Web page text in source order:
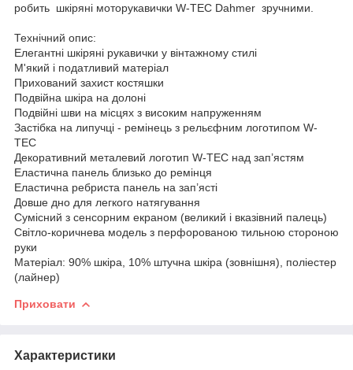
робить шкіряні моторукавички W-TEC Dahmer зручними.
Технічний опис:
Елегантні шкіряні рукавички у вінтажному стилі
М'який і податливий матеріал
Прихований захист костяшки
Подвійна шкіра на долоні
Подвійні шви на місцях з високим напруженням
Застібка на липучці - ремінець з рельєфним логотипом W-
TEC
Декоративний металевий логотип W-TEC над зап’ястям
Еластична панель близько до ремінця
Еластична ребриста панель на зап’ясті
Довше дно для легкого натягування
Сумісний з сенсорним екраном (великий і вказівний палець)
Світло-коричнева модель з перфорованою тильною стороною
руки
Матеріал: 90% шкіра, 10% штучна шкіра (зовнішня), поліестер
(лайнер)
Приховати
Характеристики